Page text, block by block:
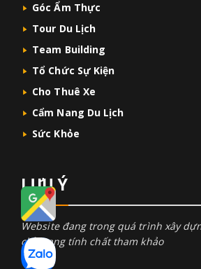
Góc Ẩm Thực
Tour Du Lịch
Team Building
Tổ Chức Sự Kiện
Cho Thuê Xe
Cẩm Nang Du Lịch
Sức Khỏe
LƯU Ý
Website đang trong quá trình xây
chỉ mang tính chất tham khảo